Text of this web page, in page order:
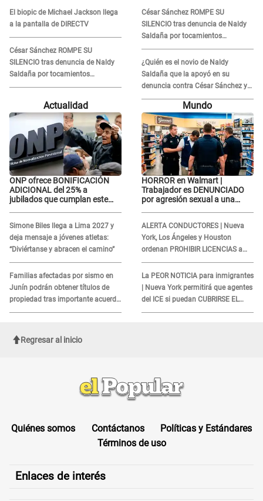
pareja
El biopic de Michael Jackson llega
a la pantalla de DIRECTV
César Sánchez ROMPE SU
SILENCIO tras denuncia de Naldy
Saldaña por tocamientos
indebidos: "Pido respetar la
pareja
César Sánchez ROMPE SU
SILENCIO tras denuncia de Naldy
Saldaña por tocamientos
indebidos: "Pido respetar la
presunción de inocencia"
¿Quién es el novio de Naldy
Saldaña que la apoyó en su
denuncia contra César Sánchez y
confrontó al dueño de 'La Bella
Actualidad
ONP ofrece BONIFICACIÓN
ADICIONAL del 25% a
jubilados que cumplan este
Simone Biles llega a Lima 2027 y
deja mensaje a jóvenes atletas:
“Diviértanse y abracen el camino”
Familias afectadas por sismo en
Junín podrán obtener títulos de
propiedad tras importante acuerdo
de Cofopri
Mundo
HORROR en Walmart |
Trabajador es DENUNCIADO
por agresión sexual a una
ALERTA CONDUCTORES | Nueva
York, Los Ángeles y Houston
ordenan PROHIBIR LICENCIAS a
quienes no presenten ESTE
DOCUMENTO
La PEOR NOTICIA para inmigrantes
| Nueva York permitirá que agentes
del ICE si puedan CUBRIRSE EL
ROSTRO
Regresar al inicio
Quiénes somos Contáctanos
Políticas y Estándares
Términos de uso
Enlaces de interés